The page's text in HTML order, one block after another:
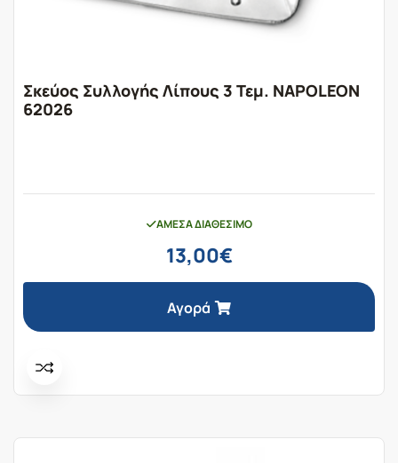
Σκεύος Συλλογής Λίπους 3 Τεμ. NAPOLEON
62026
ΆΜΕΣΑ ΔΙΑΘΈΣΙΜΟ
13,00€
Αγορά